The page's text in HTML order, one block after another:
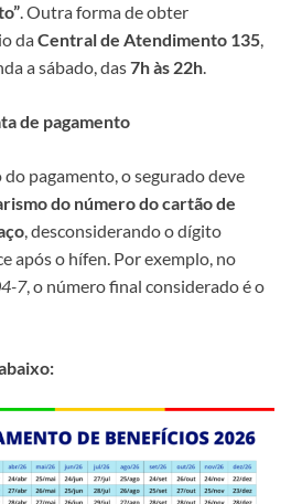
. Outra forma de obter
daCentral de Atendimento 135,
a sábado, das7h às 22h.
de pagamento
pagamento, o segurado deve
do número do cartão de
, desconsiderando o dígito
após o hífen. Por exemplo, no
7, o número final considerado é o